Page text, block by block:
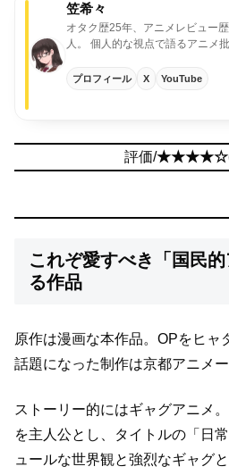
笠希々
オタク歴25年、アニメレビュー
人。
個人的な視点で語るアニメ批
プロフィール X YouTube
評価/
これぞ愛すべき「国民
る作品
原作は漫画な本作品。 OPをヒャ
話題になった制作は京都アニメー
ストーリー的にはギャグアニメ。
を主人公とし、タイトルの「日
ュールな世界観と強烈なギャグ